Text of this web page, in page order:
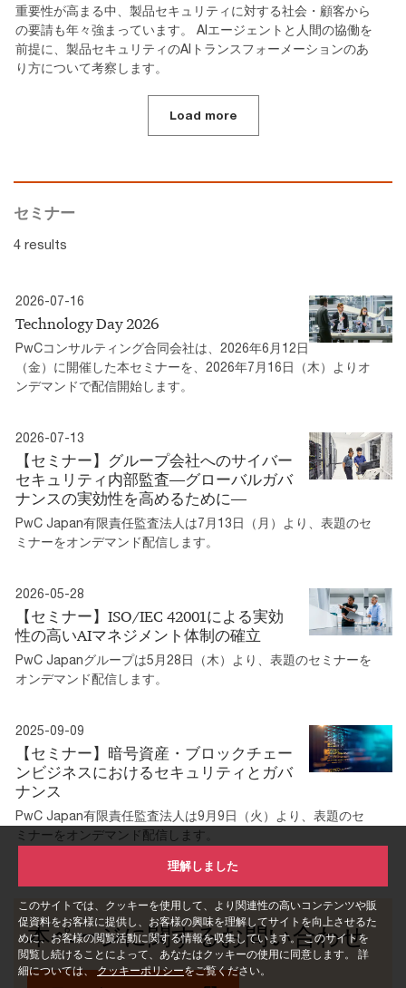
このサイトでは、クッキーを使用して、より関連性の高いコンテンツや販
促資料をお客様に提供し、お客様の興味を理解してサイトを向上させるた
めに、お客様の閲覧活動に関する情報を収集しています。 このサイトを
閲覧し続けることによって、あなたはクッキーの使用に同意します。 詳
細については、クッキーポリシーをご覧ください。
理解しました
重要性が高まる中、製品セキュリティに対する社会・顧客から
の要請も年々強まっています。 AIエージェントと人間の協働を
前提に、製品セキュリティのAIトランスフォーメーションのあ
り方について考察します。
Load more
セミナー
4 results
2026-07-16
Technology Day 2026
PwCコンサルティング合同会社は、2026年6月12日
（金）に開催した本セミナーを、2026年7月16日（木）よりオ
ンデマンドで配信開始します。
2026-07-13
【セミナー】グループ会社へのサイバー
セキュリティ内部監査―グローバルガバ
ナンスの実効性を高めるために―
PwC Japan有限責任監査法人は7月13日（月）より、表題のセ
ミナーをオンデマンド配信します。
2026-05-28
【セミナー】ISO/IEC 42001による実効
性の高いAIマネジメント体制の確立
PwC Japanグループは5月28日（木）より、表題のセミナーを
オンデマンド配信します。
2025-09-09
【セミナー】暗号資産・ブロックチェー
ンビジネスにおけるセキュリティとガバ
ナンス
PwC Japan有限責任監査法人は9月9日（火）より、表題のセ
ミナーをオンデマンド配信します。
本ページに関するお問い合わせ